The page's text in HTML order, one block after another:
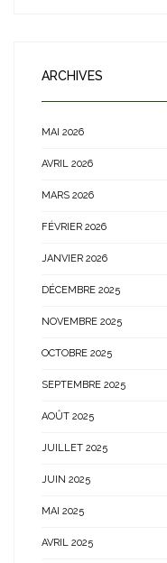
ARCHIVES
MAI 2026
AVRIL 2026
MARS 2026
FÉVRIER 2026
JANVIER 2026
DÉCEMBRE 2025
NOVEMBRE 2025
OCTOBRE 2025
SEPTEMBRE 2025
AOÛT 2025
JUILLET 2025
JUIN 2025
MAI 2025
AVRIL 2025